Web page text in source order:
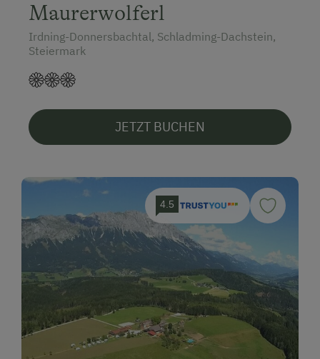
Maurerwolferl
Irdning-Donnersbachtal, Schladming-Dachstein,
Steiermark
JETZT BUCHEN
4.5